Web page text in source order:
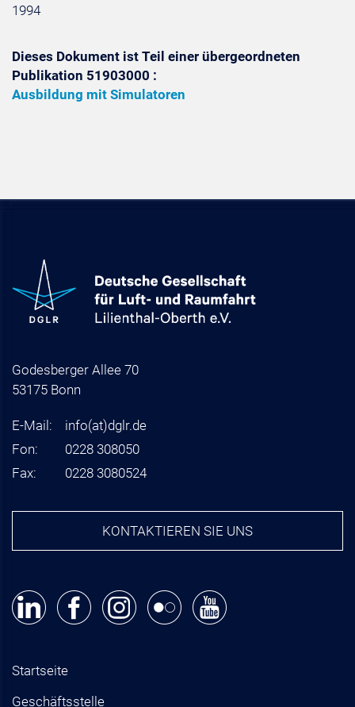
1994
Dieses Dokument ist Teil einer übergeordneten
Publikation 51903000 :
Ausbildung mit Simulatoren
Godesberger Allee 70
53175 Bonn
E-Mail: info(at)dglr.de
Fon:
0228 308050
Fax:
0228 3080524
KONTAKTIEREN SIE UNS
Startseite
Geschäftsstelle